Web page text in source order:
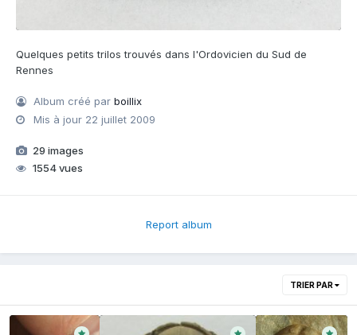
Quelques petits trilos trouvés dans l'Ordovicien du Sud de
Rennes
Album créé parboillix
Mis à jour 22 juillet 2009
29 images
1554 vues
Report album
TRIER PAR